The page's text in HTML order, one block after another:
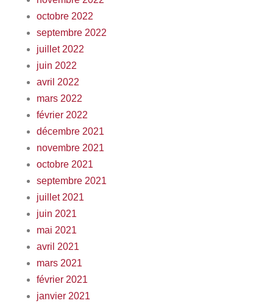
octobre 2022
septembre 2022
juillet 2022
juin 2022
avril 2022
mars 2022
février 2022
décembre 2021
novembre 2021
octobre 2021
septembre 2021
juillet 2021
juin 2021
mai 2021
avril 2021
mars 2021
février 2021
janvier 2021